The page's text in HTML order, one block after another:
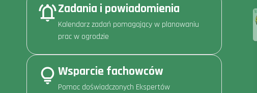
Zadania i powiadomienia
Kalendarz zadań pomagający w planowaniu
prac w ogrodzie
Wsparcie fachowców
Pomoc doświadczonych Ekspertów